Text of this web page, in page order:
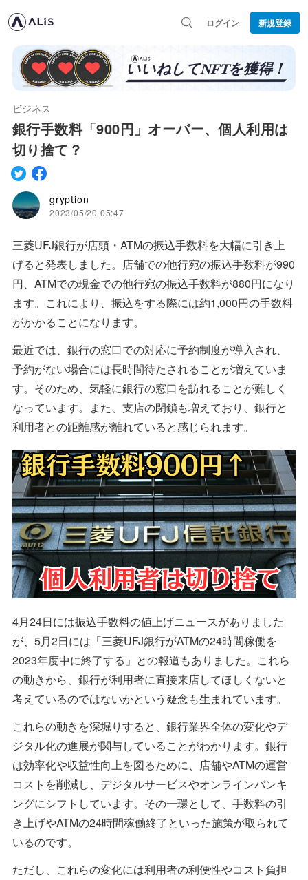
ログイン 新規登録
ビジネス
銀行手数料「900円」オーバー、個人利用は
切り捨て？
gryption
2023/05/20 05:47
三菱UFJ銀行が店頭・ATMの振込手数料を大幅に引き上
げると発表しました。店舗での他行宛の振込手数料が990
円、ATMでの現金での他行宛の振込手数料が880円になり
ます。これにより、振込をする際には約1,000円の手数料
がかかることになります。
最近では、銀行の窓口での対応に予約制度が導入され、
予約がない場合には長時間待たされることが増えていま
す。そのため、気軽に銀行の窓口を訪れることが難しく
なっています。また、支店の閉鎖も増えており、銀行と
利用者との距離感が離れていると感じられます。
4月24日には振込手数料の値上げニュースがありました
が、5月2日には「三菱UFJ銀行がATMの24時間稼働を
2023年度中に終了する」との報道もありました。これら
の動きから、銀行が利用者に直接来店してほしくないと
考えているのではないかという疑念も生まれています。
これらの動きを深堀りすると、銀行業界全体の変化やデ
ジタル化の進展が関与していることがわかります。銀行
は効率化や収益性向上を図るために、店舗やATMの運営
コストを削減し、デジタルサービスやオンラインバンキ
ングにシフトしています。その一環として、手数料の引
き上げやATMの24時間稼働終了といった施策が取られて
いるのです。
ただし、これらの変化には利用者の利便性やコスト負担